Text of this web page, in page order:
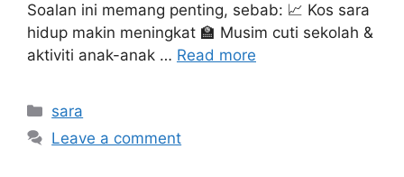
Soalan ini memang penting, sebab: 📈 Kos sara
hidup makin meningkat 🏫 Musim cuti sekolah &
aktiviti anak-anak … Read more
Categories
sara
Leave a comment